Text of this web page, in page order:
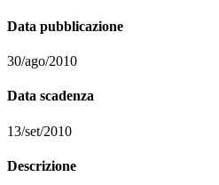
Data pubblicazione
30/ago/2010
Data scadenza
13/set/2010
Descrizione